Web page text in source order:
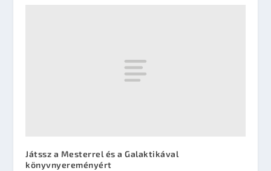
Játssz a Mesterrel és a Galaktikával
könyvnyereményért